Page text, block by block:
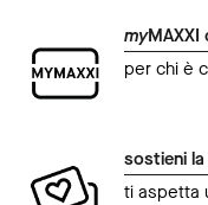
myMAXXI
per chi è
sostieni
ti aspetta